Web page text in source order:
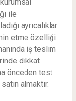
ile
ayrıcalıklar
etme özelliği
iş teslim
dikkat
önceden test
almaktır.